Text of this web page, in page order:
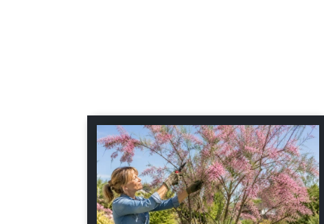
Gartenpraxis